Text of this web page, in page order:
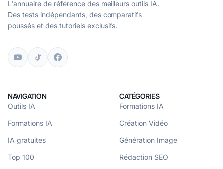
L'annuaire de référence des meilleurs outils IA.
Des tests indépendants, des comparatifs
poussés et des tutoriels exclusifs.
NAVIGATION
Outils IA
Formations IA
IA gratuites
Top 100
CATÉGORIES
Formations IA
Création Vidéo
Génération Image
Rédaction SEO